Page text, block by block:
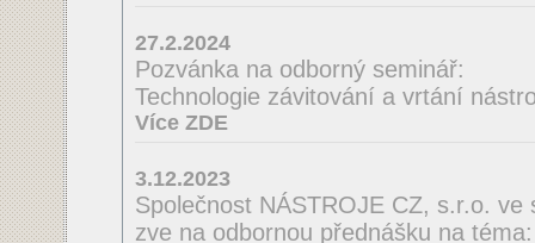
27.2.2024
Pozvánka na odborný seminář:
Technologie závitování a vrtání
Více ZDE
3.12.2023
Společnost NÁSTROJE CZ, s.r.o. ve
zve na odbornou přednášku na